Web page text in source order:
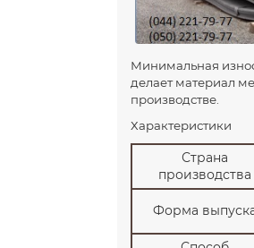
30
36
40
50
50
50
Минимальная
делает материал
производстве.
Характеристики
Страна
производства
Форма